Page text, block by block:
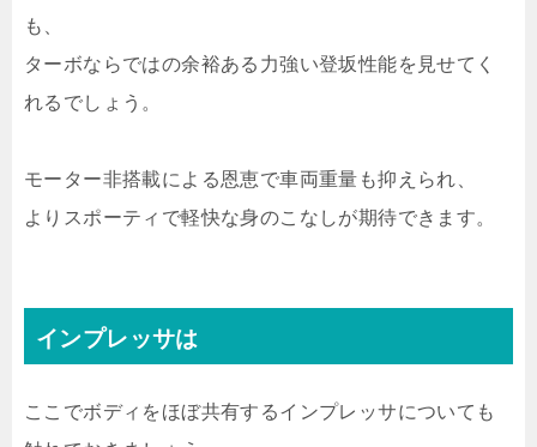
も、
ターボならではの余裕ある力強い登坂性能を見せてく
れるでしょう。
モーター非搭載による恩恵で車両重量も抑えられ、
よりスポーティで軽快な身のこなしが期待できます。
インプレッサは
ここでボディをほぼ共有するインプレッサについても